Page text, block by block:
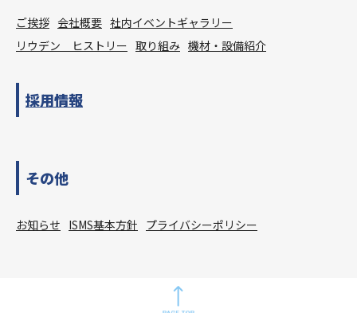
ご挨拶 会社概要 社内イベントギャラリー
リウデン ヒストリー 取り組み 機材・設備紹介
採用情報
その他
お知らせ ISMS基本方針 プライバシーポリシー